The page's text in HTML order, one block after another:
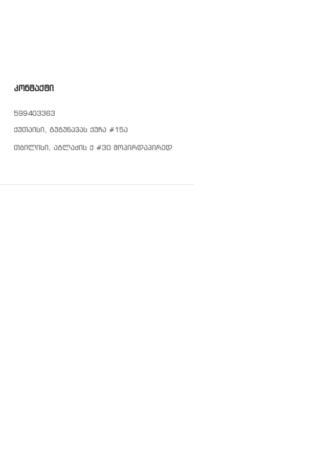
კონტაქტი
599403363
ქუთაისი, გუგუნავას ქუჩა #15ა
თბილისი, აგლაძის ქ #30 მოპირდაპირედ